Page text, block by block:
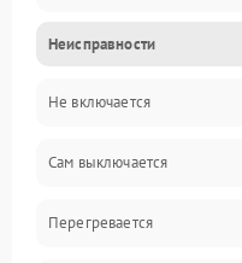
Неисправности
Не включается
Сам выключается
Перегревается